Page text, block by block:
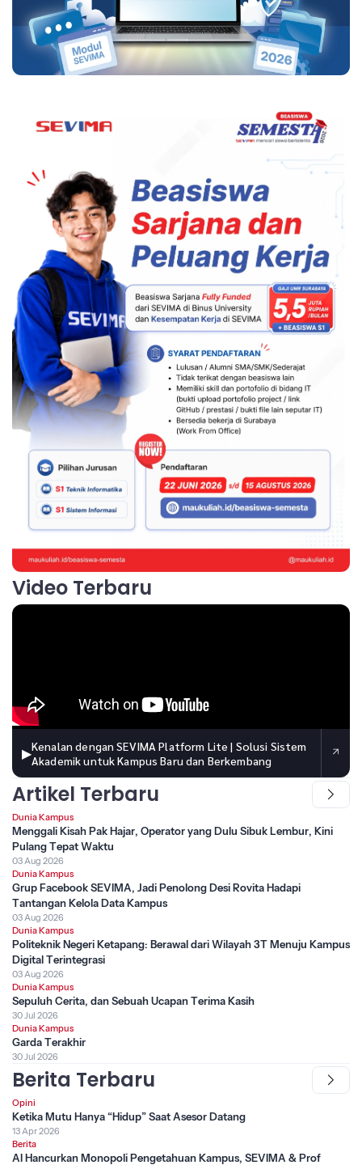
Video Terbaru
▶Kenalan dengan SEVIMA Platform Lite | Solusi Sistem
Akademik untuk Kampus Baru dan Berkembang
Artikel Terbaru
Dunia Kampus
Menggali Kisah Pak Hajar, Operator yang Dulu Sibuk Lembur, Kini
Pulang Tepat Waktu
03 Aug 2026
Dunia Kampus
Grup Facebook SEVIMA, Jadi Penolong Desi Rovita Hadapi
Tantangan Kelola Data Kampus
03 Aug 2026
Dunia Kampus
Politeknik Negeri Ketapang: Berawal dari Wilayah 3T Menuju Kampus
Digital Terintegrasi
03 Aug 2026
Dunia Kampus
Sepuluh Cerita, dan Sebuah Ucapan Terima Kasih
30 Jul 2026
Dunia Kampus
Garda Terakhir
30 Jul 2026
Berita Terbaru
Opini
Ketika Mutu Hanya “Hidup” Saat Asesor Datang
13 Apr 2026
Berita
AI Hancurkan Monopoli Pengetahuan Kampus, SEVIMA & Prof